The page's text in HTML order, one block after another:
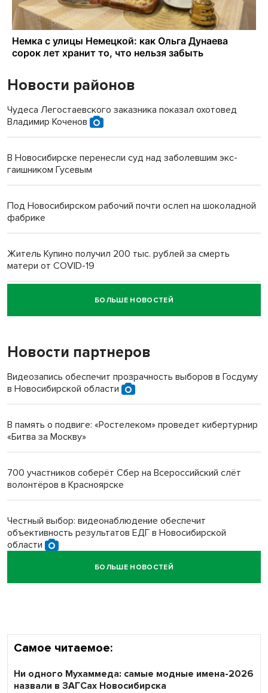
Новости районов
Чудеса Легостаевского заказника показал охотовед
Владимир Коченов
В Новосибирске перенесли суд над заболевшим экс-
гаишником Гусевым
Под Новосибирском рабочий почти ослеп на шоколадной
фабрике
Житель Купино получил 200 тыс. рублей за смерть
матери от COVID-19
Новосибирский суд наказал водителя за смерть
пенсионерки на вокзале
«Мы живём на пастбище!»: в новосибирском селе лошади
терроризируют жителей
Инвалид получил условный срок за избиение врачей
БОЛЬШЕ НОВОСТЕЙ
Новости партнеров
Видеозапись обеспечит прозрачность выборов в Госдуму
в Новосибирской области
В память о подвиге: «Ростелеком» проведет кибертурнир
«Битва за Москву»
700 участников соберёт Сбер на Всероссийский слёт
волонтёров в Красноярске
Честный выбор: видеонаблюдение обеспечит
объективность результатов ЕДГ в Новосибирской
области
Кибертанки пошли в бой: «Ростелеком» объявляет
БОЛЬШЕ НОВОСТЕЙ
Самое читаемое:
Ни одного Мухаммеда: самые модные имена-2026
назвали в ЗАГСах Новосибирска